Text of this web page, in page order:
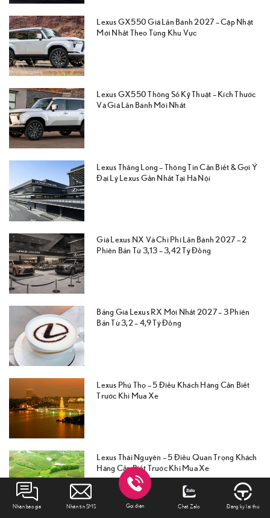
Lexus GX550 Giá Lăn Bánh 2027 – Cập Nhật
Mới Nhất Theo Từng Khu Vực
Lexus GX550 Thông Số Kỹ Thuật – Kích Thước
Và Giá Lăn Bánh Mới Nhất
Lexus Thăng Long – Thông Tin Cần Biết & Gợi Ý
Đại Lý Lexus Gần Nhất Tại Hà Nội
Giá Lexus NX Và Chi Phí Lăn Bánh 2027 – 2
Phiên Bản Từ 3,13 – 3,42 Tỷ Đồng
Bảng Giá Lexus RX Mới Nhất 2027 – 3 Phiên
Bản Từ 3,2 – 4,9 Tỷ Đồng
Lexus Phú Thọ – 5 Điều Khách Hàng Cần Biết
Trước Khi Mua Xe
Lexus Thái Nguyên – 5 Điều Quan Trọng Khách
Hàng Cần Biết Trước Khi Mua Xe
Nhận báo giá Nhắn tin SMS Gọi điện Chat Zalo Đăng ký lái thử